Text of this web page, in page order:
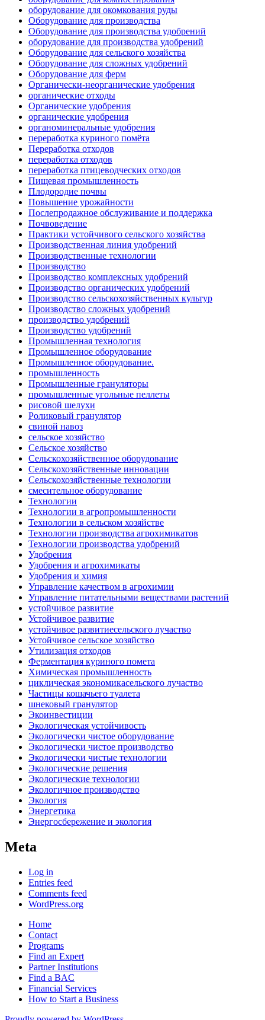
оборудование для окомкования руды
Оборудование для производства
Оборудование для производства удобрений
оборудование для производства удобрений
Оборудование для сельского хозяйства
Оборудование для сложных удобрений
Оборудование для ферм
Органически-неорганические удобрения
органические отходы
Органические удобрения
органические удобрения
органоминеральные удобрения
переработка куриного помёта
Переработка отходов
переработка отходов
переработка птицеводческих отходов
Пищевая промышленность
Плодородие почвы
Повышение урожайности
Послепродажное обслуживание и поддержка
Почвоведение
Практики устойчивого сельского хозяйства
Производственная линия удобрений
Производственные технологии
Производство
Производство комплексных удобрений
Производство органических удобрений
Производство сельскохозяйственных культур
Производство сложных удобрений
производство удобрений
Производство удобрений
Промышленная технология
Промышленное оборудование
Промышленное оборудование.
промышленность
Промышленные грануляторы
промышленные угольные пеллеты
рисовой шелухи
Роликовый гранулятор
свиной навоз
сельское хозяйство
Сельское хозяйство
Сельскохозяйственное оборудование
Сельскохозяйственные инновации
Сельскохозяйственные технологии
смесительное оборудование
Технологии
Технологии в агропромышленности
Технологии в сельском хозяйстве
Технологии производства агрохимикатов
Технологии производства удобрений
Удобрения
Удобрения и агрохимикаты
Удобрения и химия
Управление качеством в агрохимии
Управление питательными веществами растений
устойчивое развитие
Устойчивое развитие
устойчивое развитиесельского лучаство
Устойчивое сельское хозяйство
Утилизация отходов
Ферментация куриного помета
Химическая промышленность
циклическая экономикасельского лучаство
Частицы кошачьего туалета
шнековый гранулятор
Экоинвестиции
Экологическая устойчивость
Экологически чистое оборудование
Экологически чистое производство
Экологически чистые технологии
Экологические решения
Экологические технологии
Экологичное производство
Экология
Энергетика
Энергосбережение и экология
Meta
Log in
Entries feed
Comments feed
WordPress.org
Home
Contact
Programs
Find an Expert
Partner Institutions
Find a BAC
Financial Services
How to Start a Business